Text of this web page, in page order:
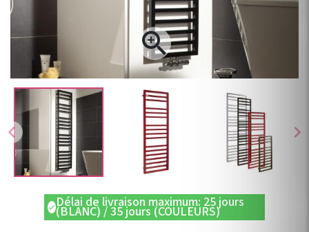
chevron_left chevron_right

checkDélai de livraison maximum: 25 jours
(BLANC) / 35 jours (COULEURS)